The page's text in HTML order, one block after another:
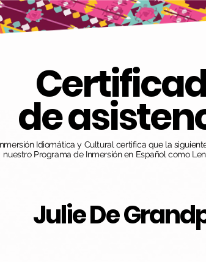
de
Idiomática y Cultural certifica que la
nuestro Programa de Inmersión en Español como
Julie De